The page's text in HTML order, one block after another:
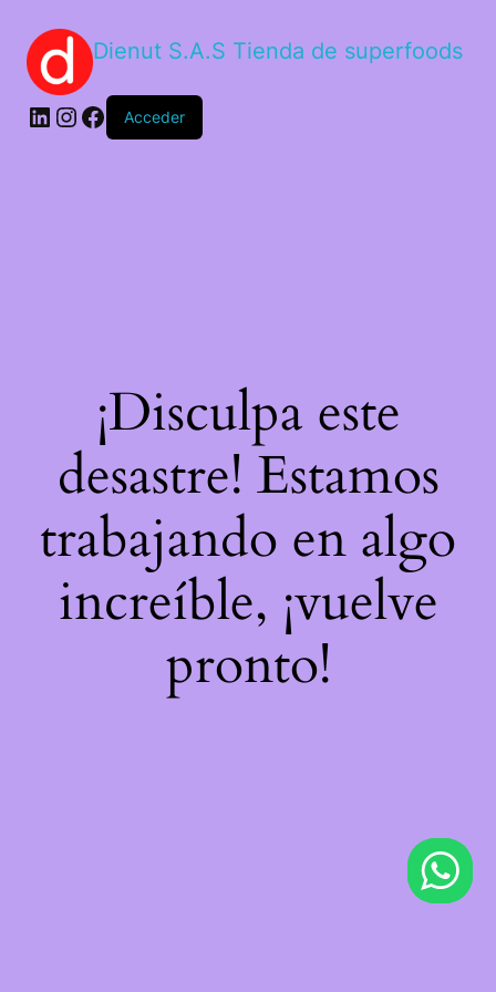
Dienut S.A.S Tienda de superfoods
Acceder
¡Disculpa este
desastre! Estamos
trabajando en algo
increíble, ¡vuelve
pronto!